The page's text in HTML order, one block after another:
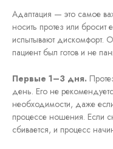
Адаптация — это самое
носить протез или
испытывают дискомфорт.
пациент был готов и не
Первые 1–3 дня.
день. Его не
необходимости, даже
процессе ношения. Если
сбивается, и процесс